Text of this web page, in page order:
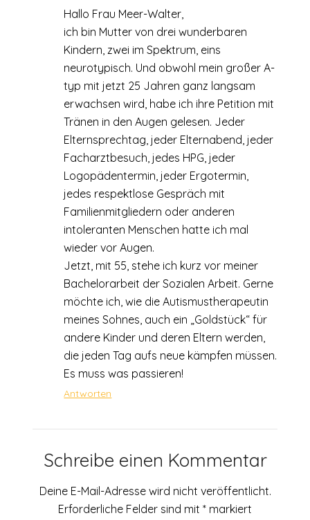
Hallo Frau Meer-Walter,
ich bin Mutter von drei wunderbaren
Kindern, zwei im Spektrum, eins
neurotypisch. Und obwohl mein großer A-
typ mit jetzt 25 Jahren ganz langsam
erwachsen wird, habe ich ihre Petition mit
Tränen in den Augen gelesen. Jeder
Elternsprechtag, jeder Elternabend, jeder
Facharztbesuch, jedes HPG, jeder
Logopädentermin, jeder Ergotermin,
jedes respektlose Gespräch mit
Familienmitgliedern oder anderen
intoleranten Menschen hatte ich mal
wieder vor Augen.
Jetzt, mit 55, stehe ich kurz vor meiner
Bachelorarbeit der Sozialen Arbeit. Gerne
möchte ich, wie die Autismustherapeutin
meines Sohnes, auch ein „Goldstück“ für
andere Kinder und deren Eltern werden,
die jeden Tag aufs neue kämpfen müssen.
Es muss was passieren!
Antworten
Schreibe einen Kommentar
Deine E-Mail-Adresse wird nicht veröffentlicht.
Erforderliche Felder sind mit * markiert